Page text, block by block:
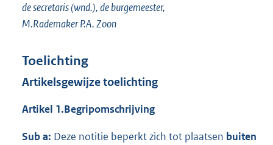
de secretaris (wnd.), de burgemeester,
M.Rademaker P.A. Zoon
Toelichting
Artikelsgewijze toelichting
Artikel 1.Begripomschrijving
Sub a: Deze notitie beperkt zich tot plaatsen buiten